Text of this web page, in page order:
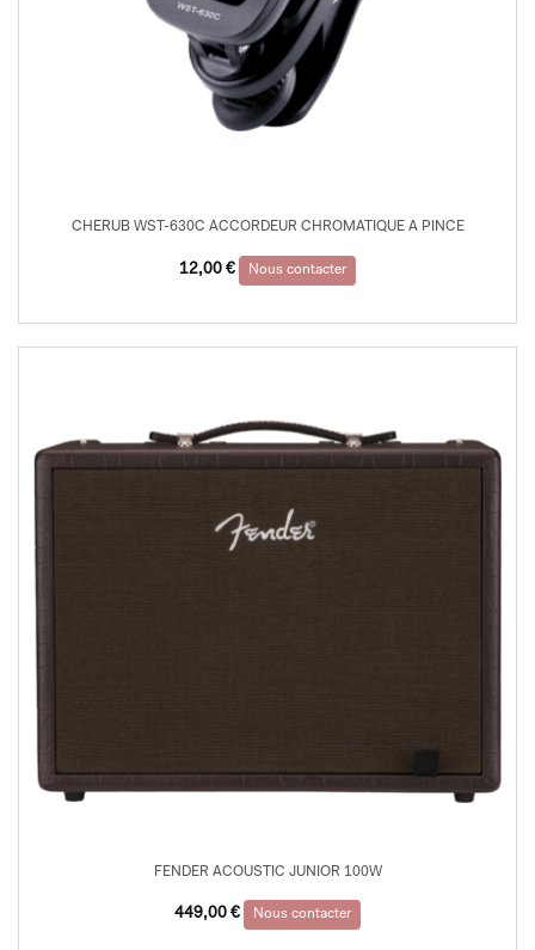
CHERUB WST-630C ACCORDEUR CHROMATIQUE A PINCE
12,00 € Nous contacter
FENDER ACOUSTIC JUNIOR 100W
449,00 € Nous contacter